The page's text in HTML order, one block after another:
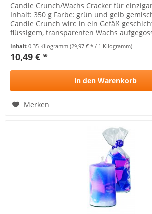
Candle Crunch/Wachs Cracker für
Inhalt: 350 g Farbe: grün und gelb
Candle Crunch wird in ein Gefäß
flüssigem, transparenten Wachs
Inhalt0.35 Kilogramm(29,97 € * / 1 Kilogramm)
10,49 € *
In den Warenkorb
Merken